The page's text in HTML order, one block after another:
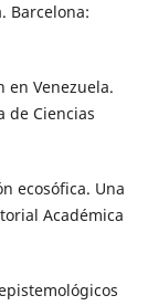
Barcelona:
en Venezuela.
de Ciencias
ecosófica. Una
Académica